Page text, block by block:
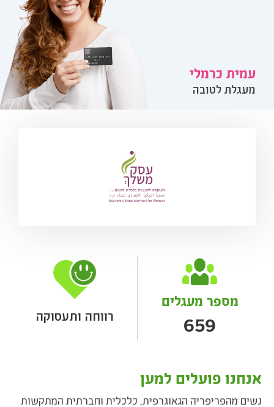
עמית כרמלי
מעגלת לטובה
מספר מעגלים
659 רווחה ותעסוקה
אנחנו פועלים למען
נשים מהפריפריה הגאוגרפית, כלכלית וחברתית המתקשות